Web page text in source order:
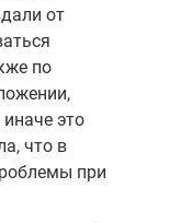
от
по
это
что в
при